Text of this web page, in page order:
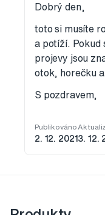
Dobrý den,
toto si musíte
a potíží. Pokud
projevy jsou
otok, horečku
S pozdravem,
Publikováno
2. 12. 2021 3. 12.